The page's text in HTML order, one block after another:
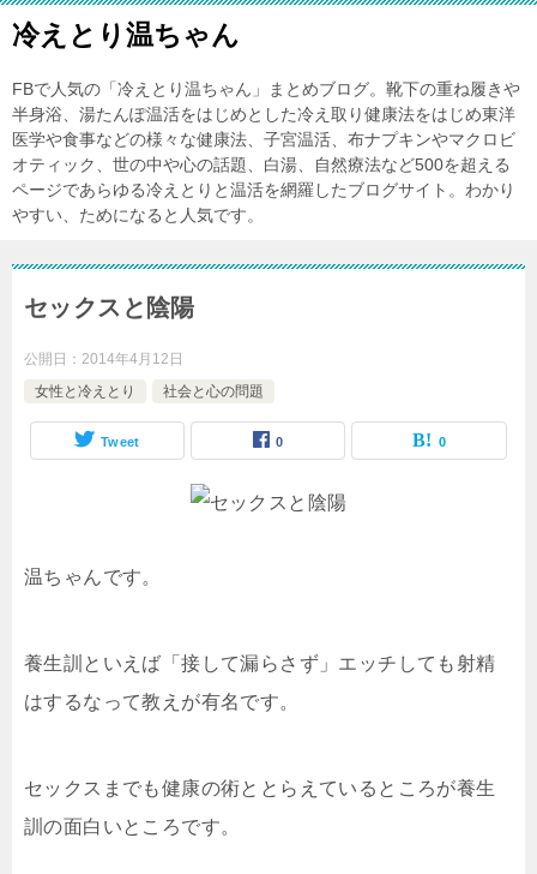
冷えとり温ちゃん
FBで人気の「冷えとり温ちゃん」まとめブログ。靴下の重ね履きや
半身浴、湯たんぽ温活をはじめとした冷え取り健康法をはじめ東洋
医学や食事などの様々な健康法、子宮温活、布ナプキンやマクロビ
オティック、世の中や心の話題、白湯、自然療法など500を超える
ページであらゆる冷えとりと温活を網羅したブログサイト。わかり
やすい、ためになると人気です。
セックスと陰陽
公開日： 2014年4月12日
女性と冷えとり
社会と心の問題
Tweet 0 0
温ちゃんです。
養生訓といえば「接して漏らさず」エッチしても射精
はす るなって教えが有名です。
セックスまでも健康の術ととらえているところが養生
訓の面白いところです。